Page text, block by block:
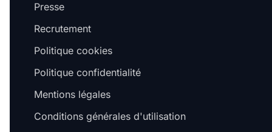
Presse
Recrutement
Politique cookies
Politique confidentialité
Mentions légales
Conditions générales d'utilisation